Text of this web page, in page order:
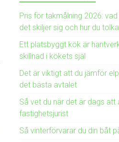
Pris för takmålning 2026:
det skiljer sig och hur du
Ett platsbyggt kök är
skillnad i kökets själ
Det är viktigt att du jämför
det bästa avtalet
Så vet du när det är dags att
fastighetsjurist
Så vinterförvarar du din båt